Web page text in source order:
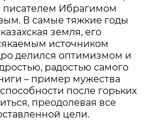
писателем Ибрагимом
В самые тяжкие годы
земля, его
источником
делился оптимизмом и
радостью самого
– пример мужества
после горьких
преодолевая все
цели.